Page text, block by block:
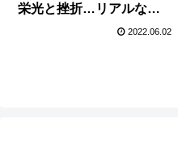
栄光と挫折…リアルな予
2022.06.02